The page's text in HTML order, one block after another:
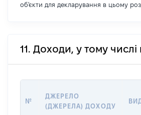
об'єкти для декларування в цьому
11. Доходи, у тому
№
ДЖЕРЕЛО
(ДЖЕРЕЛА) ДОХОДУ